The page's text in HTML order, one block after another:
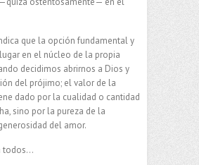
que la opción fundamental y
en el núcleo de la propia
decidimos abrirnos a Dios y
del prójimo; el valor de la
dado por la cualidad o cantidad
sino por la pureza de la
del amor.
todos…